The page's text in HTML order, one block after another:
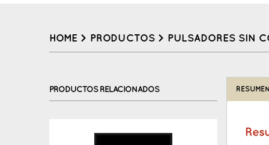
HOME > PRODUCTOS > PULSADORES SIN
top
PRODUCTOS RELACIONADOS